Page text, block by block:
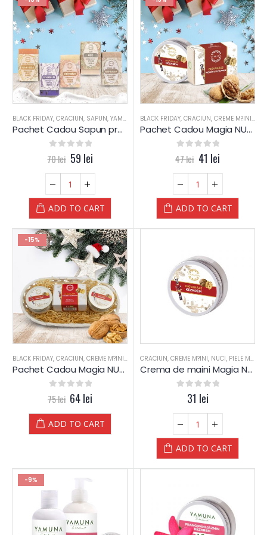
BLACK FRIDAY, CRACIUN, SAPUN, YAMUNA LUXURY
Pachet Cadou Sapun presat la rece – Yamuna
out of 5
70lei 59 lei
ADD TO CART
BLACK FRIDAY, CRACIUN, CREME M?INI,
Pachet Cadou Magia NUCILOR – Yamuna (bronze)
out of 5
47lei 41 lei
ADD TO CART
-15%
BLACK FRIDAY, CRACIUN, CREME M?INI, NUCI,SAPUN, UNT CORP,YAMUNA LUXURY
Pachet Cadou Magia NUCILOR – Yamuna (silver)
out of 5
75lei 64lei
ADD TO CART
CRACIUN, CREME M?INI, NUCI, PIELE MIXTA
Crema de maini Magia NUCILOR – Yamuna
out of 5
31 lei
ADD TO CART
-9%